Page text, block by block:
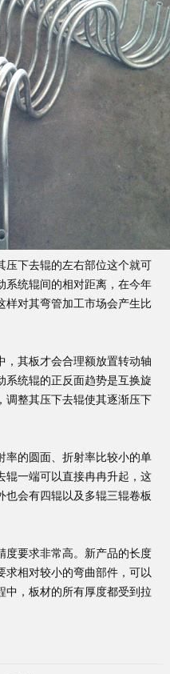
压下去辊的左右部位这个就可
系统辊间的相对距离，在今年
样对其弯管加工市场会产生比
，其板才会合理额放置转动轴
系统辊的正反面趋势是互换旋
调整其压下去辊使其逐渐压下
率的圆面、折射率比较小的单
辊一端可以直接冉冉升起，这
也会有四辊以及多辊三辊卷板
度要求非常高。新产品的长度
求相对较小的弯曲部件，可以
中，板材的所有厚度都受到拉